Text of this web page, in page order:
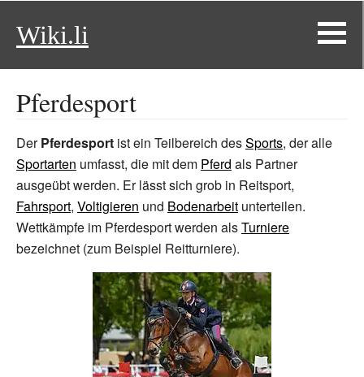
Wiki.li
Pferdesport
DerPferdesport ist ein Teilbereich desSports, der alle
Sportarten umfasst, die mit dem Pferd als Partner
ausgeübt werden. Er lässt sich grob in Reitsport,
Fahrsport, Voltigieren und Bodenarbeit unterteilen.
Wettkämpfe im Pferdesport werden alsTurniere
bezeichnet (zum Beispiel Reitturniere).